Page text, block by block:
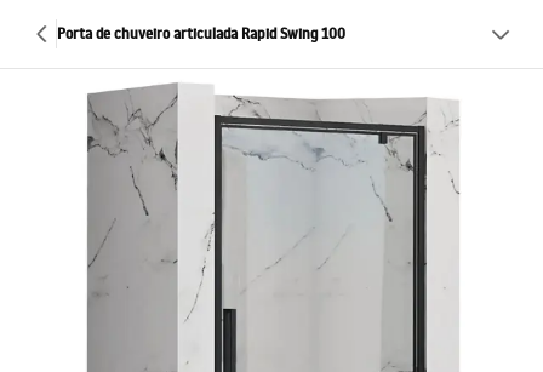
Porta de chuveiro articulada Rapid Swing 100